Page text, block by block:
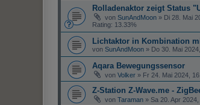
Rolladenaktor zeigt Status
von SunAndMoon » Di 28. Mai
Rating: 13.33%
Lichtaktor in Kombination
von SunAndMoon » Do 30. Mai
Aqara Bewegungssensor
von Volker » Fr 24. Mai 2024,
Z-Station Z-Wave.me -
von Taraman » Sa 20. Apr 2024,